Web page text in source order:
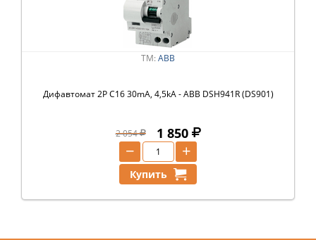
ТМ: ABB
Дифавтомат 2P C16 30mA, 4,5kA - ABB DSH941R (DS901)
2 054 1 850
+
−
Купить